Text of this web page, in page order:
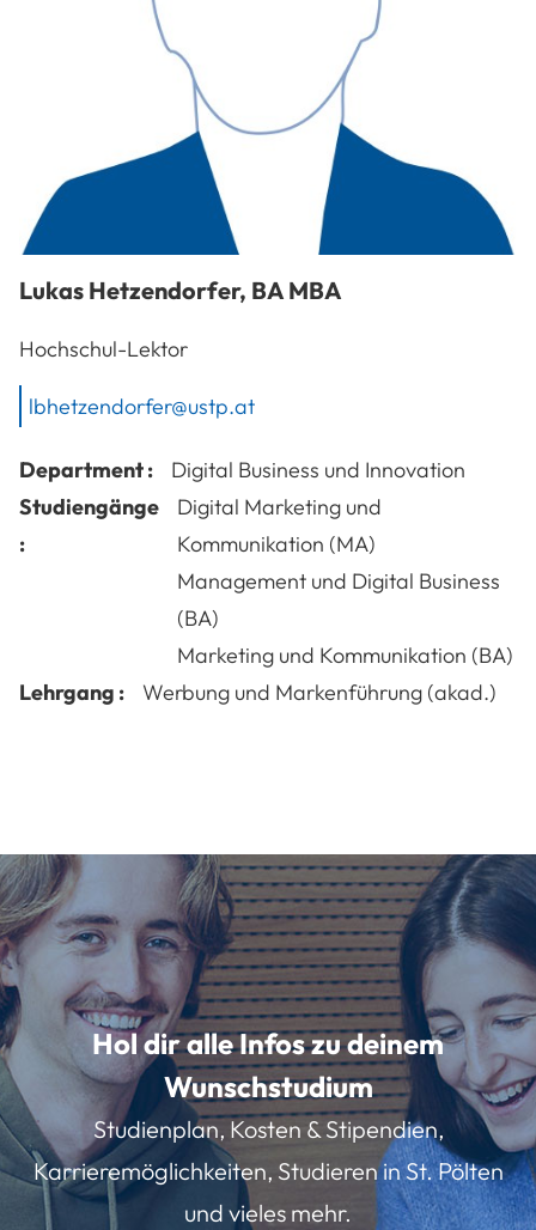
Lukas Hetzendorfer, BA MBA
Hochschul-Lektor
lbhetzendorfer@ustp.at
Department :
Digital Business und Innovation
Studiengänge
:
Digital Marketing und
Kommunikation (MA)
Management und Digital Business
(BA)
Marketing und Kommunikation (BA)
Lehrgang :
Werbung und Markenführung (akad.)
Hol dir alle Infos zu deinem
Wunschstudium
Studienplan, Kosten & Stipendien,
Karrieremöglichkeiten, Studieren in St. Pölten
und vieles mehr.